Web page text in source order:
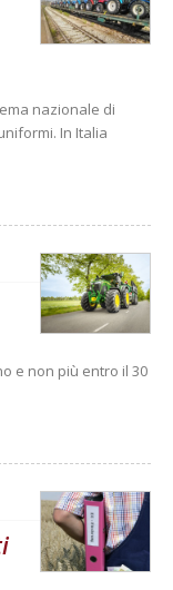
nazionale di
In Italia
e non più entro il 30